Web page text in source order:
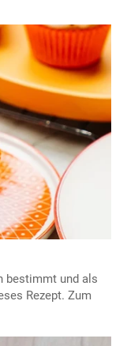
bestimmt und als
Rezept. Zum